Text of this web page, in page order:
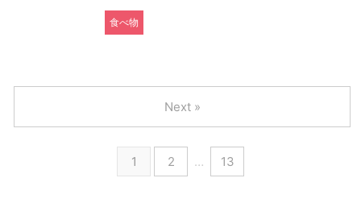
食べ物
1 2 … 13
Next »